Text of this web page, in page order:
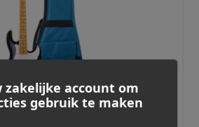
zakelijke account om
gebruik te maken